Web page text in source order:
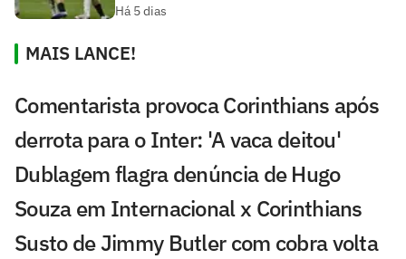
Há 5 dias
MAIS LANCE!
Comentarista provoca Corinthians após
derrota para o Inter: 'A vaca deitou'
Dublagem flagra denúncia de Hugo
Souza em Internacional x Corinthians
Susto de Jimmy Butler com cobra volta